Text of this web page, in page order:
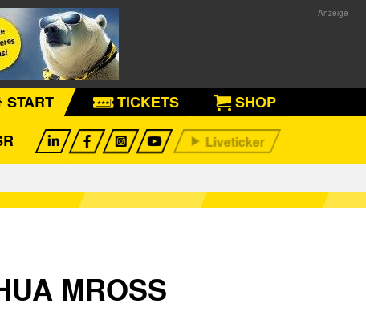
START TICKETS
SHOP
MROSS